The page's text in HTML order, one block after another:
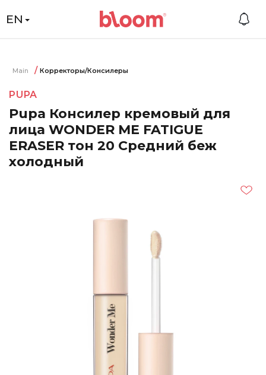
EN
Main Корректоры/Консилеры
PUPA
Pupa Консилер кремовый для
лица WONDER ME FATIGUE
ERASER тон 20 Средний беж
холодный